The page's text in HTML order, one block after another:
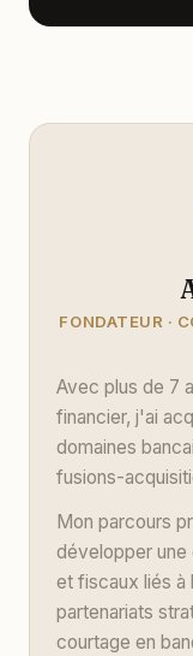
FONDATEUR ·
Avec plus de 7
financier, j'ai
domaines
fusions-
Mon parcours
développer une
et fiscaux liés à
partenariats
courtage en